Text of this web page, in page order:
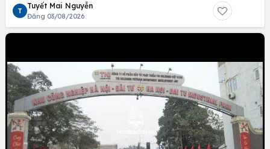
T
Tuyết Mai Nguyễn
Đăng 03/08/2026